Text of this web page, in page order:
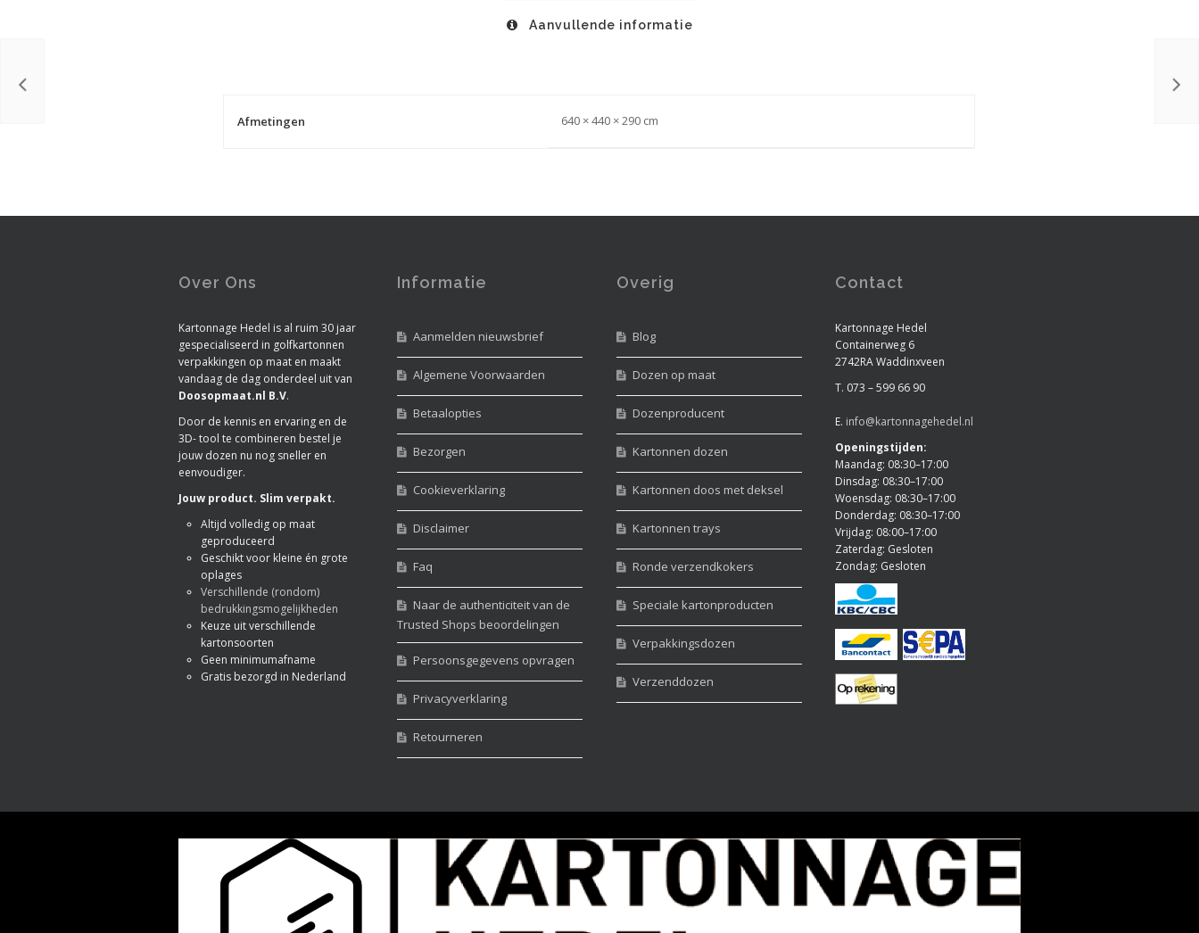
Aanvullende informatie
Afmetingen 640 × 440 × 290 cm
Over Ons
Kartonnage Hedel is al ruim 30 jaar
gespecialiseerd in golfkartonnen
verpakkingen op maat en maakt
vandaag de dag onderdeel uit van
Doosopmaat.nl B.V.
Door de kennis en ervaring en de
3D- tool te combineren bestel je
jouw dozen nu nog sneller en
eenvoudiger.
Jouw product. Slim verpakt.
Altijd volledig op maat
geproduceerd
Geschikt voor kleine én grote
oplages
Verschillende (rondom)
bedrukkingsmogelijkheden
Keuze uit verschillende
kartonsoorten
Geen minimumafname
Gratis bezorgd in Nederland
Informatie
Aanmelden nieuwsbrief
Algemene Voorwaarden
Betaalopties
Bezorgen
Cookieverklaring
Disclaimer
Faq
Naar de authenticiteit van de
Trusted Shops beoordelingen
Persoonsgegevens opvragen
Privacyverklaring
Retourneren
Overig
Blog
Dozen op maat
Dozenproducent
Kartonnen dozen
Kartonnen doos met deksel
Kartonnen trays
Ronde verzendkokers
Speciale kartonproducten
Verpakkingsdozen
Verzenddozen
Contact
Kartonnage Hedel
Containerweg 6
2742RA Waddinxveen
T. 073 – 599 66 90
E. info@kartonnagehedel.nl
Openingstijden:
Maandag: 08:30–17:00
Dinsdag: 08:30–17:00
Woensdag: 08:30–17:00
Donderdag: 08:30–17:00
Vrijdag: 08:00–17:00
Zaterdag: Gesloten
Zondag: Gesloten